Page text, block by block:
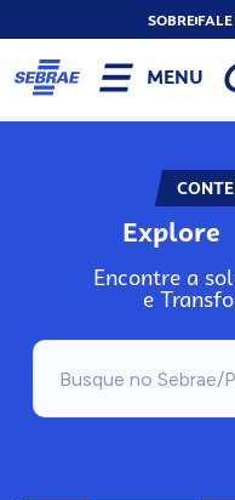
SOBRE
MENU
Explore
Encontre a
e